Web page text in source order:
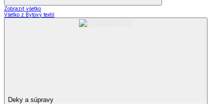
Zobraziť všetko
Všetko z Bytový textil
Deky a súpravy